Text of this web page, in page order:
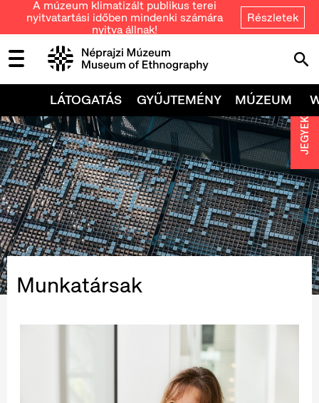
A múzeum klimatizált publikus terei
nyitvatartási időben mindenki számára
nyitva állnak!
Részletek
LÁTOGATÁS GYŰJTEMÉNY MÚZEUM
Munkatársak
JEGYEK